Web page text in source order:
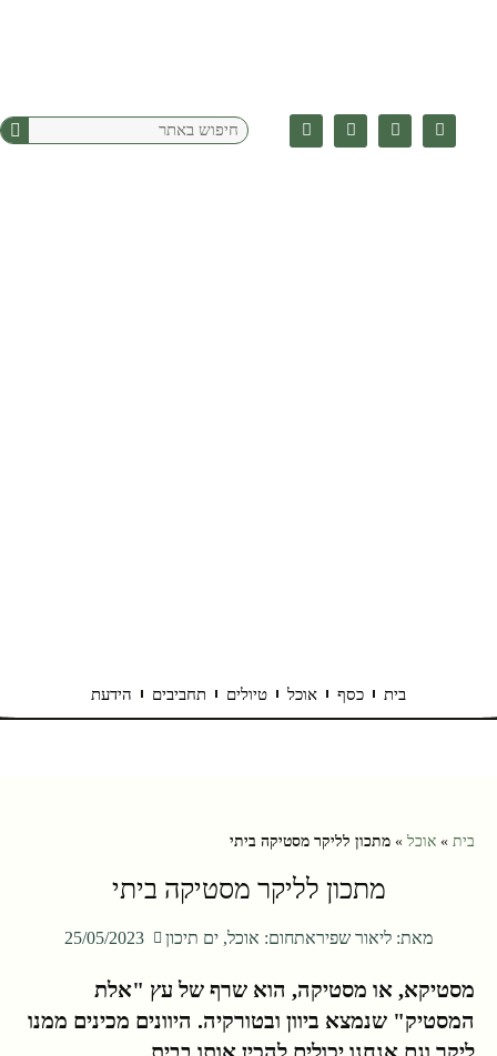
בית כסף אוכל טיולים תחביבים הידעת
בית » אוכל » מתכון לליקר מסטיקה ביתי
מתכון לליקר מסטיקה ביתי
מאת: ליאור שפיראתחום: אוכל, ים תיכון 25/05/2023
מסטיקא, או מסטיקה, הוא שרף של עץ "אלת
המסטיק" שנמצא ביוון ובטורקיה. היוונים מכינים ממנו